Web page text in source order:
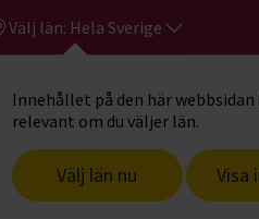
Välj län: Hela Sverige
Innehållet på den här
relevant om du väljer län.
Välj län nu Visa
Gå till studiefrämjandets
Start Hitta intresse Konst,